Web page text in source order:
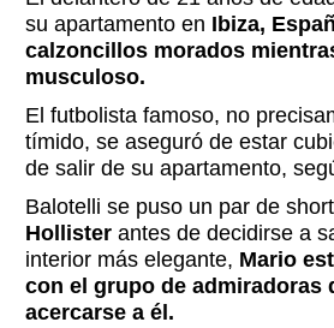
su apartamento en Ibiza,
calzoncillos morados
musculoso.
El futbolista famoso, no
tímido, se aseguró de estar
de salir de su apartamento,
Balotelli se puso un par de
Hollister antes de decidirse a
interior más elegante, Mario
con el grupo de admiradoras
acercarse a él.